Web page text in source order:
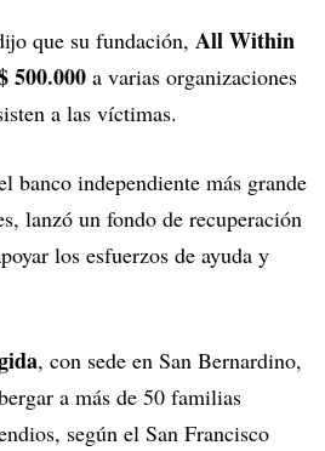
que su fundación, All Within
500.000 a varias organizaciones
a las víctimas.
banco independiente más grande
lanzó un fondo de recuperación
los esfuerzos de ayuda y
, con sede en San Bernardino,
a más de 50 familias
según el San Francisco